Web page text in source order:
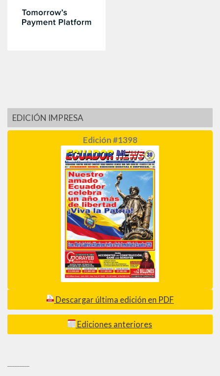
EDICIÓN IMPRESA
Edición #1398
Descargar última edición en PDF
Ediciones anteriores